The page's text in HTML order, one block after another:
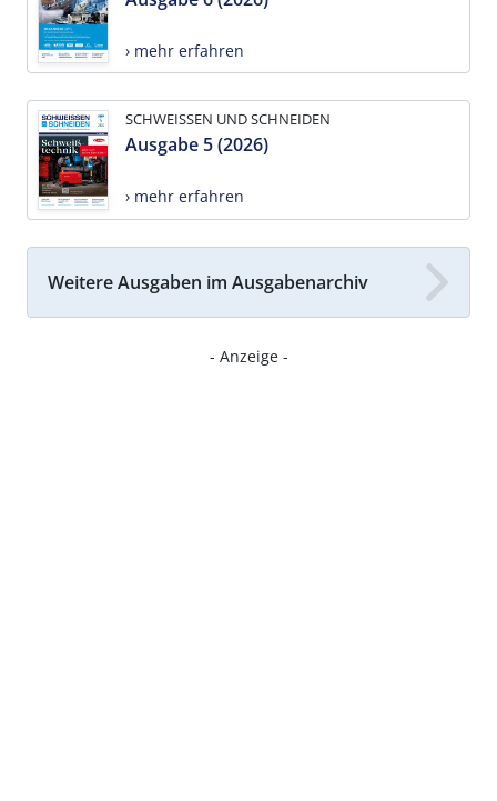
› mehr erfahren
SCHWEISSEN UND SCHNEIDEN
Ausgabe 5 (2026)
› mehr erfahren
Weitere Ausgaben im Ausgabenarchiv
- Anzeige -